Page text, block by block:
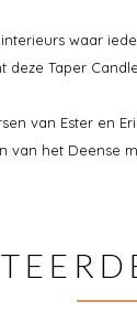
waar
Taper
van Ester en
van het Deense